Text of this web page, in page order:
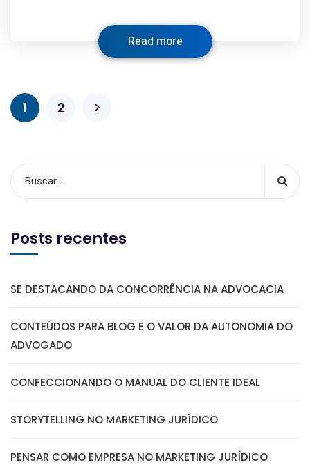
Read more
1 2
Posts recentes
SE DESTACANDO DA CONCORRÊNCIA NA ADVOCACIA
CONTEÚDOS PARA BLOG E O VALOR DA AUTONOMIA DO
ADVOGADO
CONFECCIONANDO O MANUAL DO CLIENTE IDEAL
STORYTELLING NO MARKETING JURÍDICO
PENSAR COMO EMPRESA NO MARKETING JURÍDICO